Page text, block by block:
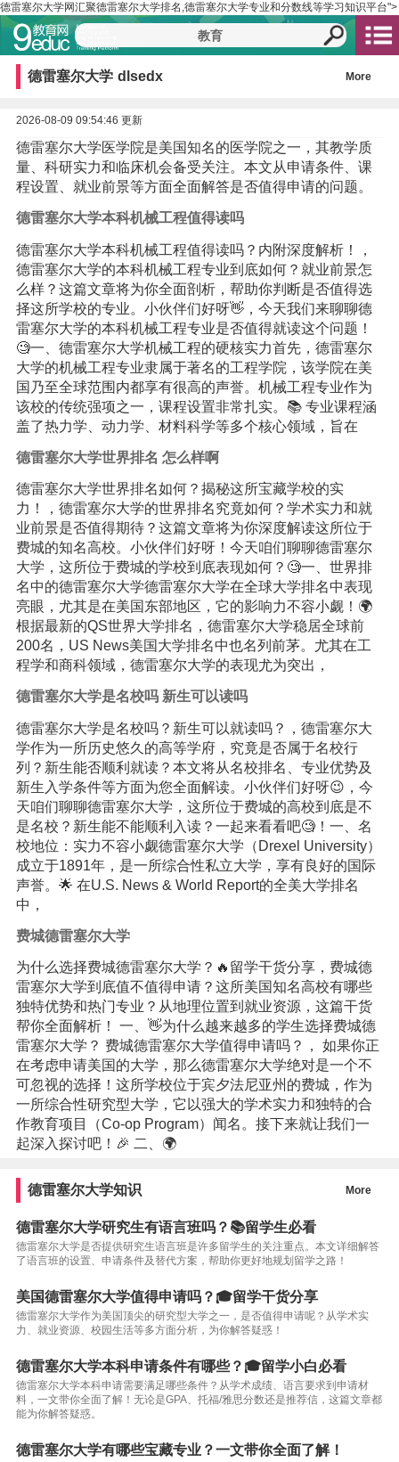
德雷塞尔大学网汇聚德雷塞尔大学排名,德雷塞尔大学专业和分数线等学习知识平台">
德雷塞尔大学 dlsedx More
2026-08-09 09:54:46 更新
德雷塞尔大学医学院是美国知名的医学院之一，其教学质
量、科研实力和临床机会备受关注。本文从申请条件、课
程设置、就业前景等方面全面解答是否值得申请的问题。
德雷塞尔大学本科机械工程值得读吗
德雷塞尔大学本科机械工程值得读吗？内附深度解析！，
德雷塞尔大学的本科机械工程专业到底如何？就业前景怎
么样？这篇文章将为你全面剖析，帮助你判断是否值得选
择这所学校的专业。小伙伴们好呀👋，今天我们来聊聊德
雷塞尔大学的本科机械工程专业是否值得就读这个问题！
🧐一、德雷塞尔大学机械工程的硬核实力首先，德雷塞尔
大学的机械工程专业隶属于著名的工程学院，该学院在美
国乃至全球范围内都享有很高的声誉。机械工程专业作为
该校的传统强项之一，课程设置非常扎实。📚 专业课程涵
盖了热力学、动力学、材料科学等多个核心领域，旨在
德雷塞尔大学世界排名 怎么样啊
德雷塞尔大学世界排名如何？揭秘这所宝藏学校的实
力！，德雷塞尔大学的世界排名究竟如何？学术实力和就
业前景是否值得期待？这篇文章将为你深度解读这所位于
费城的知名高校。小伙伴们好呀！今天咱们聊聊德雷塞尔
大学，这所位于费城的学校到底表现如何？🧐一、世界排
名中的德雷塞尔大学德雷塞尔大学在全球大学排名中表现
亮眼，尤其是在美国东部地区，它的影响力不容小觑！🌍
根据最新的QS世界大学排名，德雷塞尔大学稳居全球前
200名，US News美国大学排名中也名列前茅。尤其在工
程学和商科领域，德雷塞尔大学的表现尤为突出，
德雷塞尔大学是名校吗 新生可以读吗
德雷塞尔大学是名校吗？新生可以就读吗？，德雷塞尔大
学作为一所历史悠久的高等学府，究竟是否属于名校行
列？新生能否顺利就读？本文将从名校排名、专业优势及
新生入学条件等方面为您全面解读。小伙伴们好呀😉，今
天咱们聊聊德雷塞尔大学，这所位于费城的高校到底是不
是名校？新生能不能顺利入读？一起来看看吧🧐！一、名
校地位：实力不容小觑德雷塞尔大学（Drexel University）
成立于1891年，是一所综合性私立大学，享有良好的国际
声誉。🌟 在U.S. News & World Report的全美大学排名
中，
费城德雷塞尔大学
为什么选择费城德雷塞尔大学？🔥留学干货分享，费城德
雷塞尔大学到底值不值得申请？这所美国知名高校有哪些
独特优势和热门专业？从地理位置到就业资源，这篇干货
帮你全面解析！ 一、👋为什么越来越多的学生选择费城德
雷塞尔大学？ 费城德雷塞尔大学值得申请吗？， 如果你正
在考虑申请美国的大学，那么德雷塞尔大学绝对是一个不
可忽视的选择！这所学校位于宾夕法尼亚州的费城，作为
一所综合性研究型大学，它以强大的学术实力和独特的合
作教育项目（Co-op Program）闻名。接下来就让我们一
起深入探讨吧！🎉 二、🌍
德雷塞尔大学知识 More
德雷塞尔大学研究生有语言班吗？📚留学生必看
德雷塞尔大学是否提供研究生语言班是许多留学生的关注重点。本文详细解答
了语言班的设置、申请条件及替代方案，帮助你更好地规划留学之路！
美国德雷塞尔大学值得申请吗？🎓留学干货分享
德雷塞尔大学作为美国顶尖的研究型大学之一，是否值得申请呢？从学术实
力、就业资源、校园生活等多方面分析，为你解答疑惑！
德雷塞尔大学本科申请条件有哪些？🎓留学小白必看
德雷塞尔大学本科申请需要满足哪些条件？从学术成绩、语言要求到申请材
料，一文带你全面了解！无论是GPA、托福/雅思分数还是推荐信，这篇文章都
能为你解答疑惑。
德雷塞尔大学有哪些宝藏专业？一文带你全面了解！